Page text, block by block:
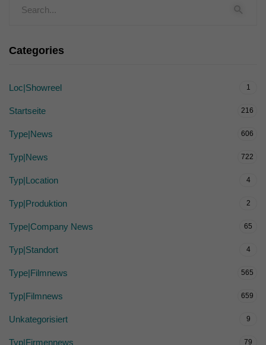
Categories
Loc|Showreel 1
Startseite 216
Type|News 606
Typ|News 722
Typ|Location 4
Typ|Produktion 2
Type|Company News 65
Typ|Standort 4
Type|Filmnews 565
Typ|Filmnews 659
Unkategorisiert 9
Typ|Firmennews 79